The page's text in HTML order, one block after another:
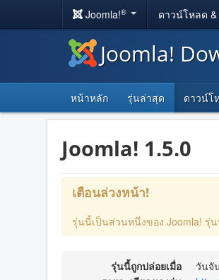
Joomla!® ดาวน์โหลด
Joomla!
หน้าหลัก รุ่นล่าสุด ดาวน์โ
Joomla! 1.5.0
เตือนล่วงหน้า!
รุ่นนี้เป็นส่วนหนึ่งของ Joomla! รุ่
รุ่นนี้ถูกปล่อยเมื่อ
วันจั